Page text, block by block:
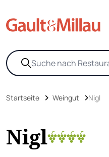
Startseite Weingut Nigl
Nigl